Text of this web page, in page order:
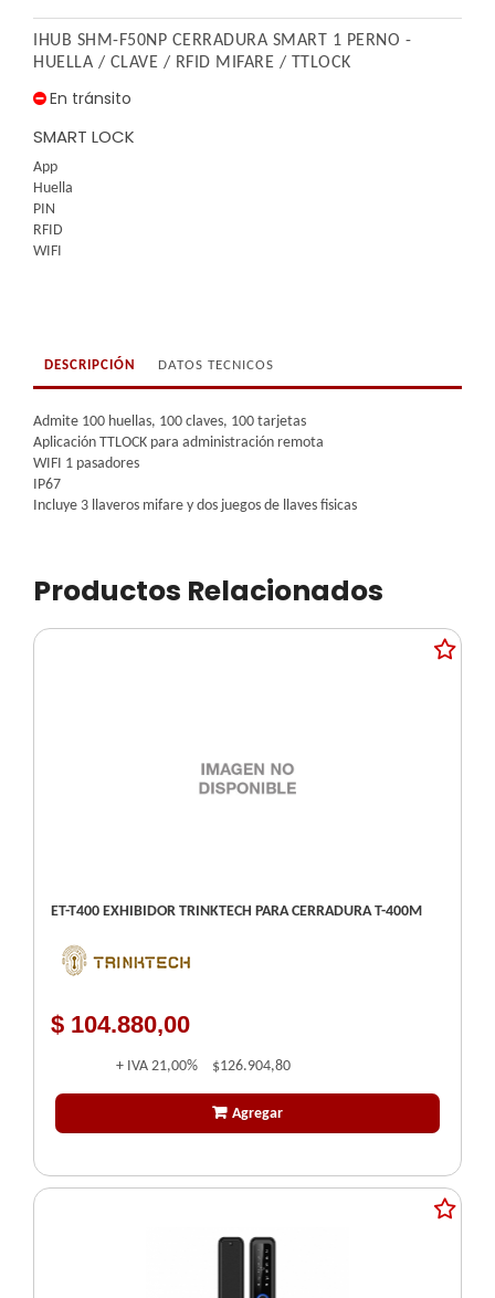
IHUB SHM-F50NP CERRADURA SMART 1 PERNO -
HUELLA / CLAVE / RFID MIFARE / TTLOCK
En tránsito
SMART LOCK
App
Huella
PIN
RFID
WIFI
DESCRIPCIÓN DATOS TECNICOS
Admite 100 huellas, 100 claves, 100 tarjetas
Aplicación TTLOCK para administración remota
WIFI 1 pasadores
IP67
Incluye 3 llaveros mifare y dos juegos de llaves fisicas
Productos Relacionados
ET-T400 EXHIBIDOR TRINKTECH PARA CERRADURA T-400M
$ 104.880,00
+ IVA 21,00% $126.904,80
Agregar